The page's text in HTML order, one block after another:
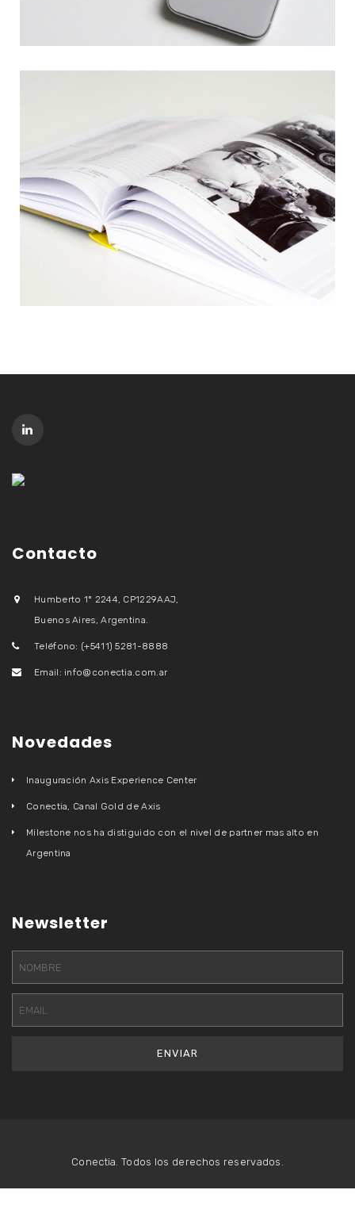
CASH FLOW
Contacto
Humberto 1º 2244, CP1229AAJ,
Buenos Aires, Argentina.
Teléfono: (+5411) 5281-8888
Email: info@conectia.com.ar
Novedades
Inauguración Axis Experience Center
Conectia, Canal Gold de Axis
Milestone nos ha distiguido con el nivel de partner mas alto en
Argentina
Newsletter
Conectia. Todos los derechos reservados.